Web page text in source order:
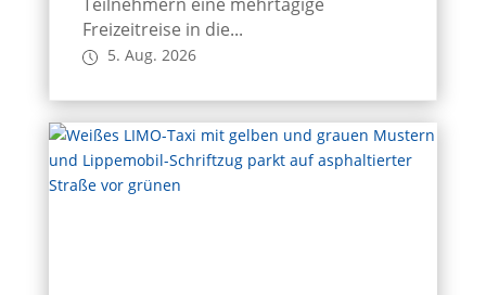
Teilnehmern eine mehrtägige
Freizeitreise in die...
5. Aug. 2026